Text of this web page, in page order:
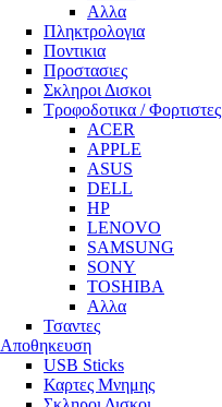
Αλλα
Πληκτρολογια
Ποντικια
Προστασιες
Σκληροι Δισκοι
Τροφοδοτικα / Φορτιστες
ACER
APPLE
ASUS
DELL
HP
LENOVO
SAMSUNG
SONY
TOSHIBA
Αλλα
Τσαντες
Αποθηκευση
USB Sticks
Καρτες Μνημης